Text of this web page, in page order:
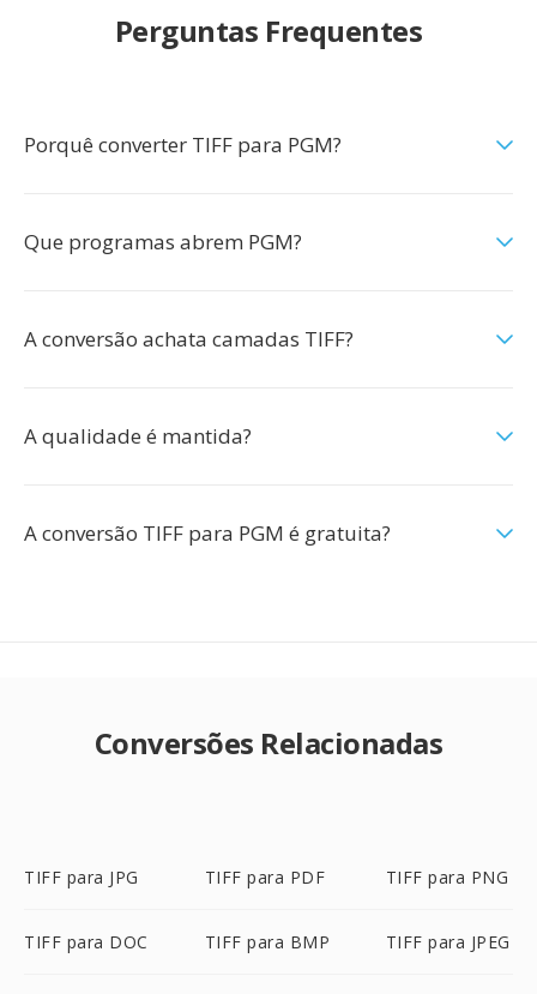
Perguntas Frequentes
Porquê converter TIFF para PGM?
Que programas abrem PGM?
A conversão achata camadas TIFF?
A qualidade é mantida?
A conversão TIFF para PGM é gratuita?
Conversões Relacionadas
TIFF para JPG TIFF para PDF TIFF para PNG
TIFF para DOC TIFF para BMP TIFF para JPEG